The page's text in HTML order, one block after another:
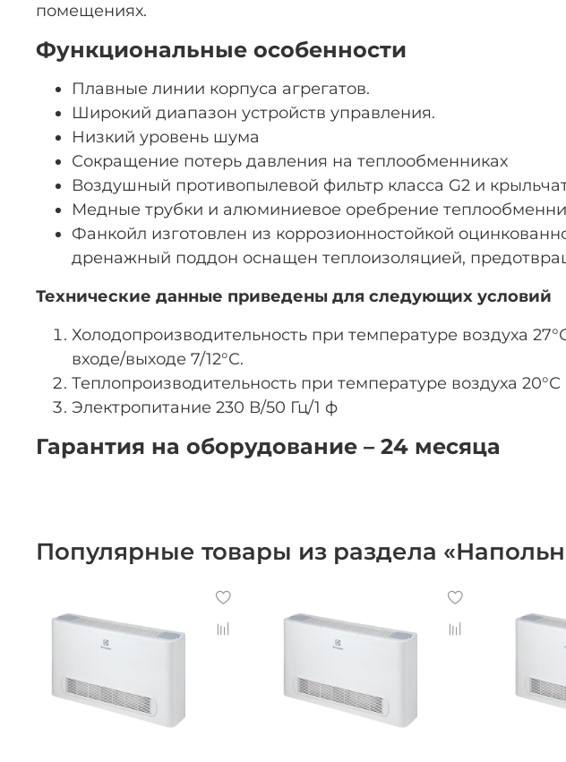
помещениях.
Функциональные особенности
Плавные линии корпуса агрегатов.
Широкий диапазон устройств управления.
Низкий уровень шума
Сокращение потерь давления на теплообменниках
Воздушный противопылевой фильтр класса G2 и
Медные трубки и алюминиевое оребрение
Фанкойл изготовлен из коррозионностойкой
дренажный поддон оснащен теплоизоляцией,
Технические данные приведены для следующих условий
Холодопроизводительность при температуре воздуха
входе/выходе 7/12°С.
Теплопроизводительность при температуре воздуха
Электропитание 230 В/50 Гц/1 ф
Гарантия на оборудование – 24 месяца
Популярные товары из раздела